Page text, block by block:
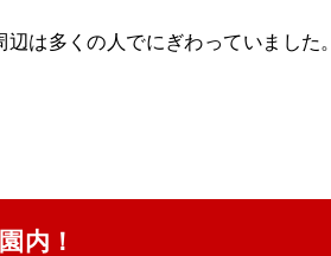
は多くの人でにぎわっていました。
内！